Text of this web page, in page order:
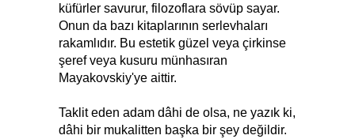
küfürler savurur, filozoflara sövüp sayar.
Onun da bazı kitaplarının serlevhaları
rakamlıdır. Bu estetik güzel veya çirkinse
şeref veya kusuru münhasıran
Mayakovskiy'ye aittir.
Taklit eden adam dâhi de olsa, ne yazık ki,
dâhi bir mukalitten başka bir şey değildir.